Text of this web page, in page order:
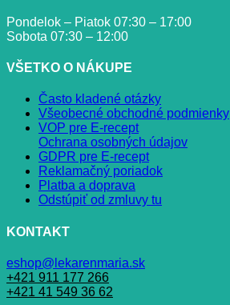
Pondelok – Piatok 07:30 – 17:00
Sobota 07:30 – 12:00
VŠETKO O NÁKUPE
Často kladené otázky
Všeobecné obchodné podmienky
VOP pre E-recept
Ochrana osobných údajov
GDPR pre E-recept
Reklamačný poriadok
Platba a doprava
Odstúpiť od zmluvy tu
KONTAKT
eshop@lekarenmaria.sk
+421 911 177 266
+421 41 549 36 62